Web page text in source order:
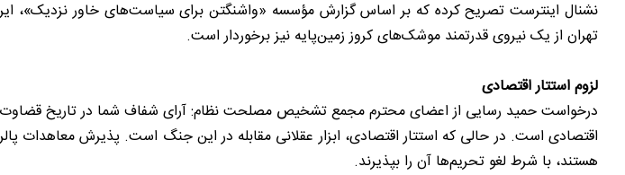
تهران از یک نیروی قدرتمند موشک‌های کروز زمین‌پایه نیز برخوردار است.
لزوم استتار اقتصادی
درخواست حمید رسایی از اعضای محترم مجمع تشخیص مصلحت نظام: آرای شفاف شما در تاریخ قضاوت
هستند، با شرط لغو تحریم‌ها آن را بپذیرند.